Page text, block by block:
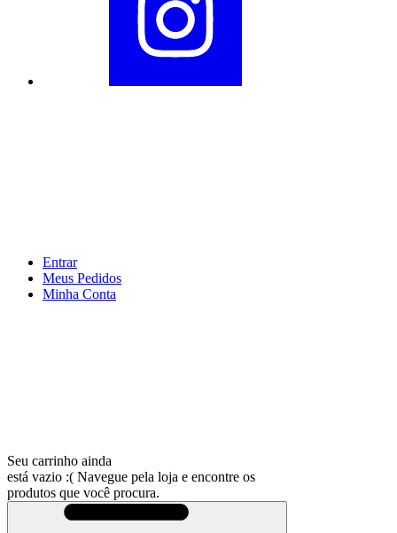
Entrar
Meus Pedidos
Minha Conta
Seu carrinho ainda
está vazio :( Navegue pela loja e encontre os
produtos que você procura.